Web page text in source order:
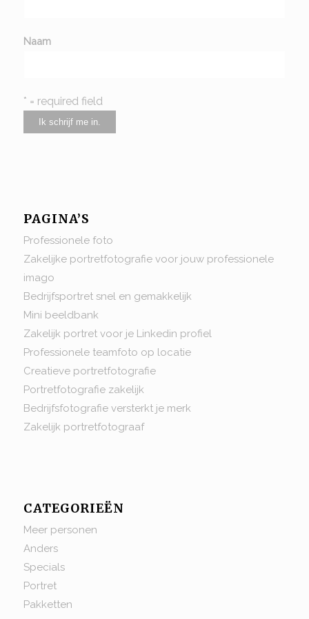
Naam
* = required field
PAGINA’S
Professionele foto
Zakelijke portretfotografie voor jouw professionele
imago
Bedrijfsportret snel en gemakkelijk
Mini beeldbank
Zakelijk portret voor je Linkedin profiel
Professionele teamfoto op locatie
Creatieve portretfotografie
Portretfotografie zakelijk
Bedrijfsfotografie versterkt je merk
Zakelijk portretfotograaf
CATEGORIEËN
Meer personen
Anders
Specials
Portret
Pakketten